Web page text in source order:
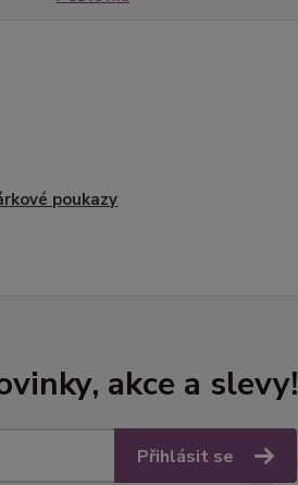
poukazy
akce a slevy!
Přihlásit se